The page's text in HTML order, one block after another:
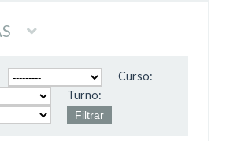
Curso:
Turno: